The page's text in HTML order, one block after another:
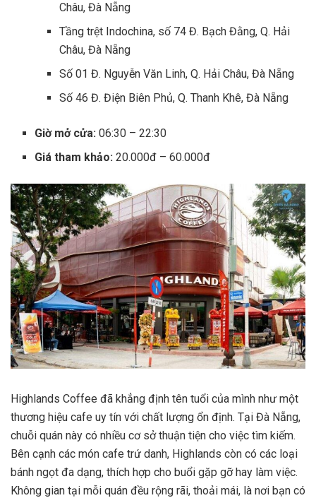
Châu, Đà Nẵng
Tầng trệt Indochina, số 74 Đ. Bạch Đằng, Q. Hải
Châu, Đà Nẵng
Số 01 Đ. Nguyễn Văn Linh, Q. Hải Châu, Đà Nẵng
Số 46 Đ. Điện Biên Phủ, Q. Thanh Khê, Đà Nẵng
Giờ mở cửa: 06:30 – 22:30
Giá tham khảo: 20.000đ – 60.000đ
Highlands Coffee đã khẳng định tên tuổi của mình như một
thương hiệu cafe uy tín với chất lượng ổn định. Tại Đà Nẵng,
chuỗi quán này có nhiều cơ sở thuận tiện cho việc tìm kiếm.
Bên cạnh các món cafe trứ danh, Highlands còn có các loại
bánh ngọt đa dạng, thích hợp cho buổi gặp gỡ hay làm việc.
Không gian tại mỗi quán đều rộng rãi, thoải mái, là nơi bạn có